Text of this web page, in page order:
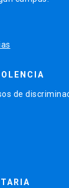
de